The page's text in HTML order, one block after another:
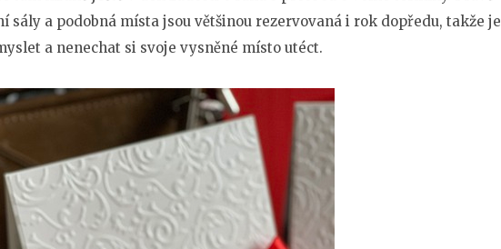
sály a podobná místa jsou většinou rezervovaná i rok dopředu, takže je
a nenechat si svoje vysněné místo utéct.